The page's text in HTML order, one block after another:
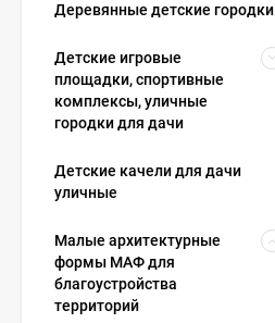
Деревянные детские городки
Детские игровые
площадки, спортивные
комплексы, уличные
городки для дачи
Детские качели для дачи
уличные
Малые архитектурные
формы МАФ для
благоустройства
территорий